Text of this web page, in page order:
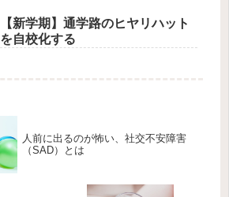
【新学期】通学路のヒヤリハット
を自校化する
人前に出るのが怖い、社交不安障害
（SAD）とは